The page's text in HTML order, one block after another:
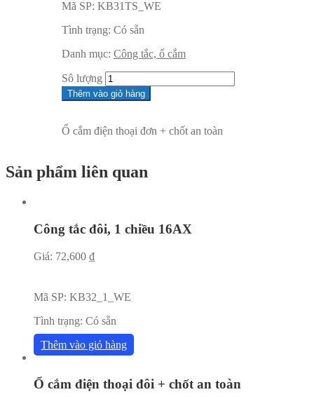
Mã SP: KB31TS_WE
Tình trạng: Có sẵn
Danh mục: Công tắc, ổ cắm
Sô lượng
Thêm vào giỏ hàng
Ổ cắm điện thoại đơn + chốt an toàn
Sản phẩm liên quan
Công tắc đôi, 1 chiều 16AX
Giá: 72,600 ₫
Mã SP: KB32_1_WE
Tình trạng: Có sẵn
Thêm vào giỏ hàng
Ổ cắm điện thoại đôi + chốt an toàn